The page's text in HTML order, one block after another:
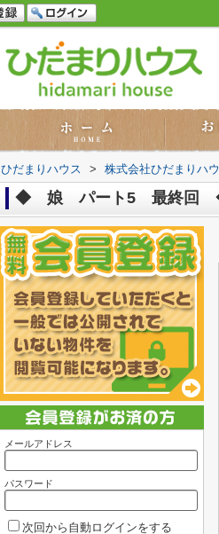
ひだまりハウス > 株式会社ひだまりハ
◆ 娘 パート5 最終回
メールアドレス
パスワード
次回から自動ログインをする